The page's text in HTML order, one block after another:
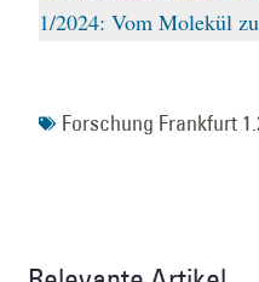
1/2024: Vom Molekül
Forschung Frankfurt